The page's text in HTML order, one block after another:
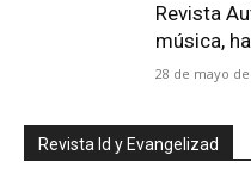
Revista
música,
28 de mayo de
Revista Id y Evangelizad